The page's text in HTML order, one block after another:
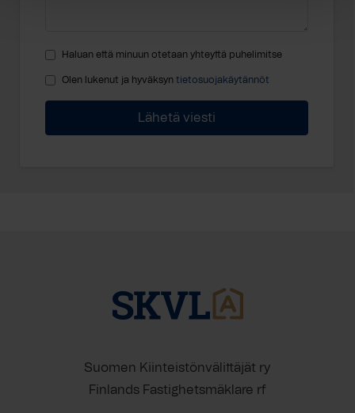
Haluan että minuun otetaan yhteyttä puhelimitse
Olen lukenut ja hyväksyn tietosuojakäytännöt
Suomen Kiinteistönvälittäjät ry
Finlands Fastighetsmäklare rf